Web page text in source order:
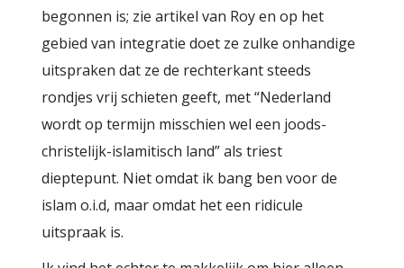
begonnen is; zie artikel van Roy en op het
gebied van integratie doet ze zulke onhandige
uitspraken dat ze de rechterkant steeds
rondjes vrij schieten geeft, met “Nederland
wordt op termijn misschien wel een joods-
christelijk-islamitisch land” als triest
dieptepunt. Niet omdat ik bang ben voor de
islam o.i.d, maar omdat het een ridicule
uitspraak is.